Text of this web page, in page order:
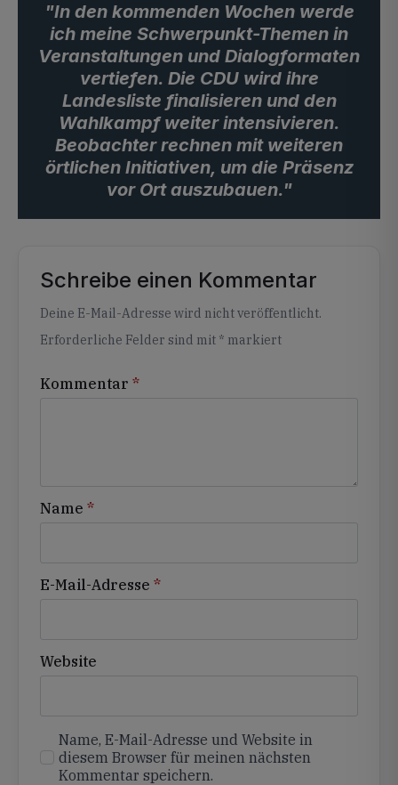
"In den kommenden Wochen werde
ich meine Schwerpunkt-Themen in
Veranstaltungen und Dialogformaten
vertiefen. Die CDU wird ihre
Landesliste finalisieren und den
Wahlkampf weiter intensivieren.
Beobachter rechnen mit weiteren
örtlichen Initiativen, um die Präsenz
vor Ort auszubauen."
Schreibe einen Kommentar
Deine E-Mail-Adresse wird nicht veröffentlicht.
Erforderliche Felder sind mit * markiert
Kommentar *
Name *
E-Mail-Adresse *
Website
Name, E-Mail-Adresse und Website in
diesem Browser für meinen nächsten
Kommentar speichern.
Alternative: